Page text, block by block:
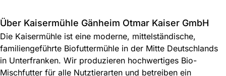
Über Kaisermühle Gänheim Otmar Kaiser GmbH
Die Kaisermühle ist eine moderne, mittelständische,
familiengeführte Biofuttermühle in der Mitte Deutschlands
in Unterfranken. Wir produzieren hochwertiges Bio-
Mischfutter für alle Nutztierarten und betreiben ein